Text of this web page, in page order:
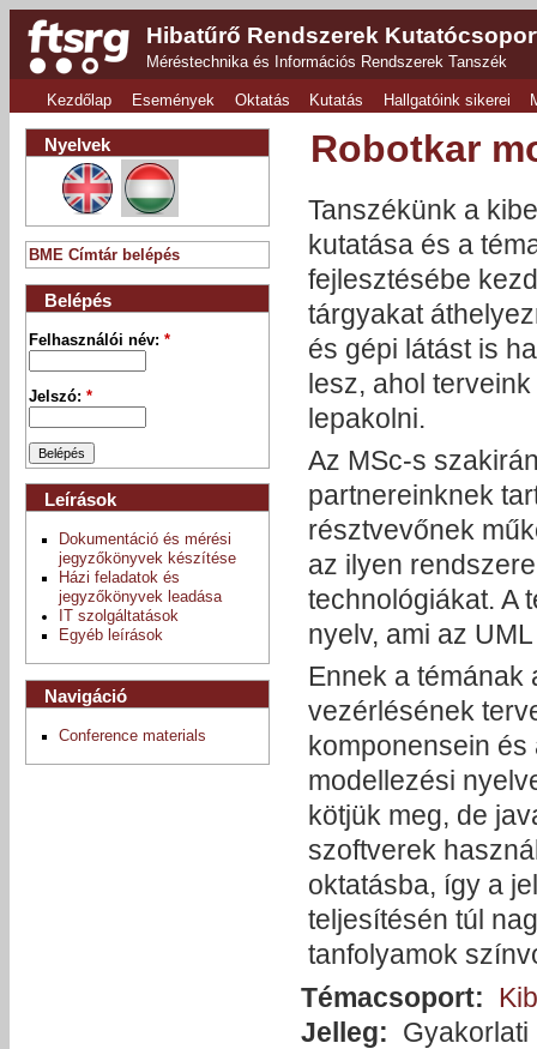
Hibatűrő Rendszerek
Méréstechnika és Információs Rendszerek Tanszék
Kezdőlap Események Oktatás Kutatás Hallgatóink sikerei
Robotkar
Tanszékünk a
kutatása és a
fejlesztésébe
tárgyakat
és gépi látást is
lesz, ahol
lepakolni.
Az MSc-s
partnereinknek
résztvevőnek
az ilyen
technológiákat. A
nyelv, ami az
Ennek a témának
vezérlésének
komponensein
modellezési
kötjük meg, de
szoftverek
oktatásba, így a
teljesítésén túl
tanfolyamok
Témacsoport:
Jelleg: Gyakorlati
Nyelvek
BME Címtár belépés
Belépés
Felhasználói név:*
Jelszó:*
Leírások
Dokumentáció és mérési
jegyzőkönyvek készítése
Házi feladatok és
jegyzőkönyvek leadása
IT szolgáltatások
Egyéb leírások
Navigáció
Conference materials